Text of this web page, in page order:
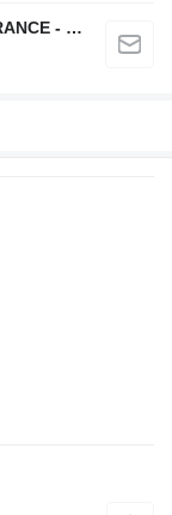
GLOBAL CONTRACTING AND TRADING FRANCE - GCTF